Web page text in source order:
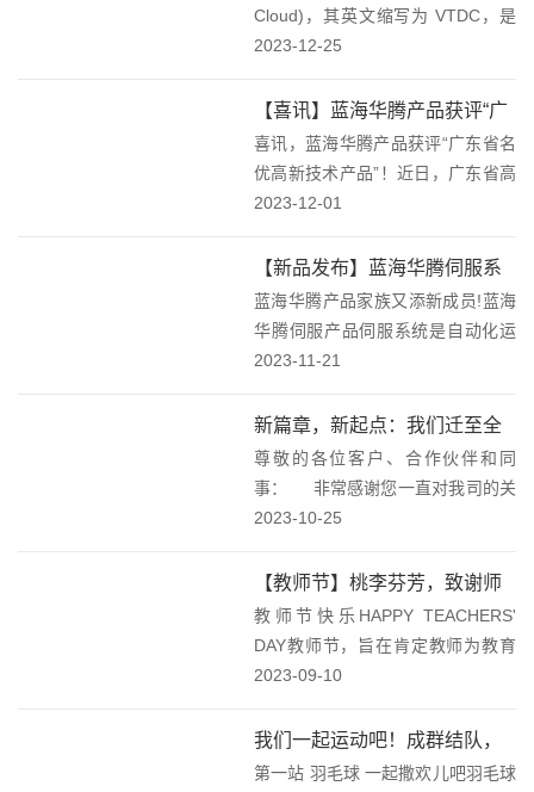
Cloud)，其英文缩写为 VTDC，是
深圳市蓝海华腾股份有限公司推出
供物联网、数字孪生、边缘计算、
大数据分析、产品推广等配套信息
化...
2023-12-25
【喜讯】蓝海华腾产品获评“广
东省名优高新技术产品”！
喜讯，蓝海华腾产品获评“广东省名
优高新技术产品”！近日，广东省高
新技术企业协会公布《2023年广东
单。其中，蓝海华腾“新能源重型卡
车用电机控制器”、“高性能VTS系列
伺服...
2023-12-01
【新品发布】蓝海华腾伺服系
列产品上市！
蓝海华腾产品家族又添新成员!蓝海
华腾伺服产品伺服系统是自动化运
动控制环节的核心部件，可实现对
速、稳定的控制。是由驱动器、编
码器和电机本体构成一个闭环的控
制系统。由伺服驱动器...
2023-11-21
新篇章，新起点：我们迁至全
新办公大楼！
尊敬的各位客户、合作伙伴和同
事： 非常感谢您一直对我司的关
注和支持，我司因业务发展需要，
址。新址环境优雅、设施齐全，更
能体现公司现代化办公环境，同时
更便于...
2023-10-25
【教师节】桃李芬芳，致谢师
恩！
教师节快乐HAPPY TEACHERS'
DAY教师节，旨在肯定教师为教育
事业所做的贡献。直至1985年，第
过了国务院关于建立教师节的议
案，才真正确定了1985年9月10...
2023-09-10
我们一起运动吧！成群结队，
快乐加倍！
第一站 羽毛球 一起撒欢儿吧羽毛球